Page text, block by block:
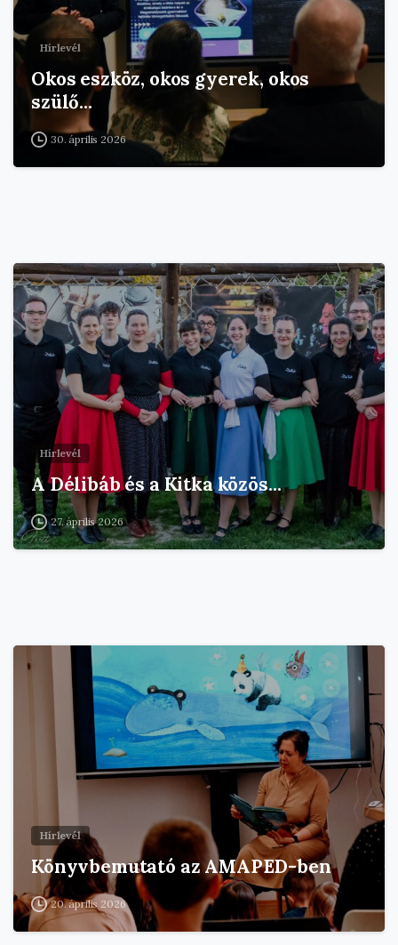
Hírlevél
Okos eszköz, okos gyerek, okos
szülő…
30. április 2026
Hírlevél
A Délibáb és a Kitka közös…
27. április 2026
Hírlevél
Könyvbemutató az AMAPED-ben
20. április 2026